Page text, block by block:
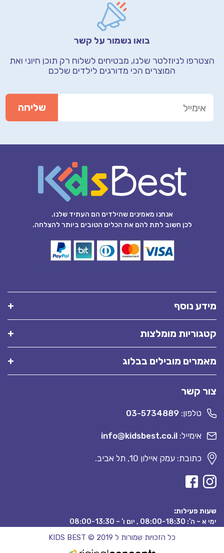
בואו נשמור על קשר
הצטרפו לניוזלטר שלנו, מבטיחים לשלוח רק תוכן חיוני ואת
המוצרים הכי מדורגים לילדים שלכם
אנחנו מאמינים שהילדים הם העתיד שלנו.
לכן חשוב לתת להם את הכלים הטובים ביותר להצלחה.
מידע נוסף
קטגוריות מומלצות
מאמרים מובילים בבלוג
צור קשר
טלפון: 03-5734889
אימייל: info@kidsbest.co.il
כתובת: עמק איילון 10, תל אביב.
שעות פעילות:
ימי א – ה’: 08:00-18:30 , יום ו’ – 08:00-13:30
כל הזכויות שמורות ל KIDS BEST © 2019